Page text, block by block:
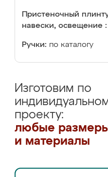
Пристеночный
навески, освещение :
Ручки: по каталогу
Изготовим по
проекту:
любые
и материалы